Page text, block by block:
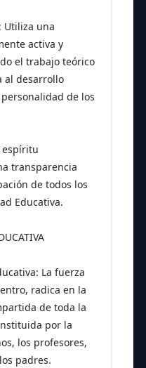
Utiliza una
activa y
el trabajo teórico
al desarrollo
de los
espíritu
transparencia
de todos los
Educativa.
La fuerza
radica en la
de toda la
por la
los profesores,
padres.